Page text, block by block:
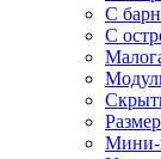
С
С
Размер
Мини-